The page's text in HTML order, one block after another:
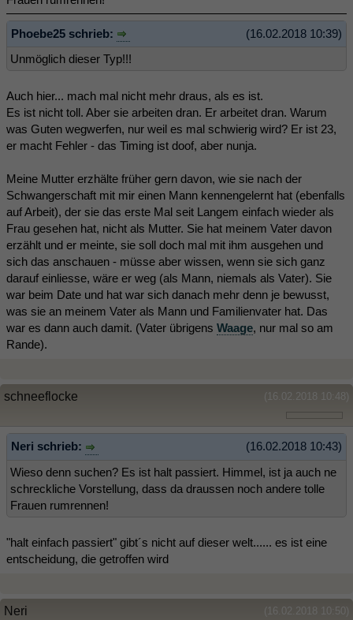
(16.02.2018 10:39)
Phoebe25 schrieb:
Unmöglich dieser Typ!!!
Auch hier... mach mal nicht mehr draus, als es ist.
Es ist nicht toll. Aber sie arbeiten dran. Er arbeitet dran. Warum
was Guten wegwerfen, nur weil es mal schwierig wird? Er ist 23,
er macht Fehler - das Timing ist doof, aber nunja.
Meine Mutter erzhälte früher gern davon, wie sie nach der
Schwangerschaft mit mir einen Mann kennengelernt hat (ebenfalls
auf Arbeit), der sie das erste Mal seit Langem einfach wieder als
Frau gesehen hat, nicht als Mutter. Sie hat meinem Vater davon
erzählt und er meinte, sie soll doch mal mit ihm ausgehen und
sich das anschauen - müsse aber wissen, wenn sie sich ganz
darauf einliesse, wäre er weg (als Mann, niemals als Vater). Sie
war beim Date und hat war sich danach mehr denn je bewusst,
was sie an meinem Vater als Mann und Familienvater hat. Das
war es dann auch damit. (Vater übrigens Waage, nur mal so am
Rande).
(16.02.2018 10:48)
schneeflocke
(16.02.2018 10:43)
Neri schrieb:
Wieso denn suchen? Es ist halt passiert. Himmel, ist ja auch ne
schreckliche Vorstellung, dass da draussen noch andere tolle
Frauen rumrennen!
"halt einfach passiert" gibt´s nicht auf dieser welt...... es ist eine
entscheidung, die getroffen wird
(16.02.2018 10:50)
Neri